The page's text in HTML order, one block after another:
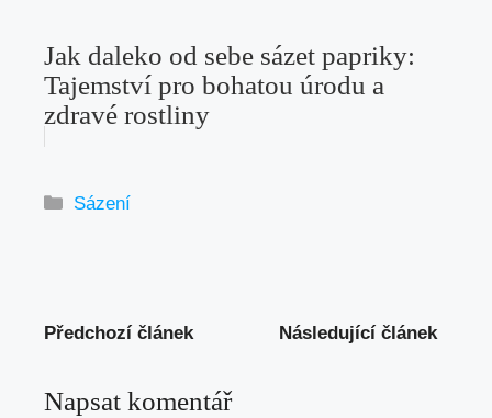
Jak daleko od sebe sázet papriky:
Tajemství pro bohatou úrodu a
zdravé rostliny
Rubriky
Sázení
Předchozí článek Následující článek
Napsat komentář